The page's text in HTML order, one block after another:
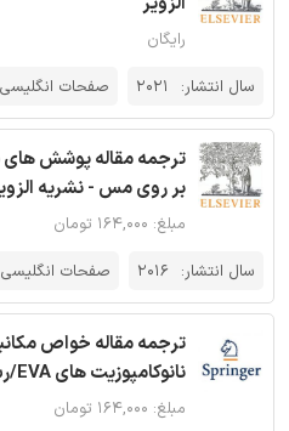
رایگان
سال انتشار:
2021 صفحات
ترجمه مقاله پوشش های
بر روی مس - نشریه
مبلغ: ۱۶۴,۰۰۰ تومان
سال انتشار: 2016 صفحات
ترجمه مقاله خواص
نانوکامپوزیت های EVA/رس/ATH - نشریه اشپرینگر
مبلغ: ۱۶۴,۰۰۰ تومان